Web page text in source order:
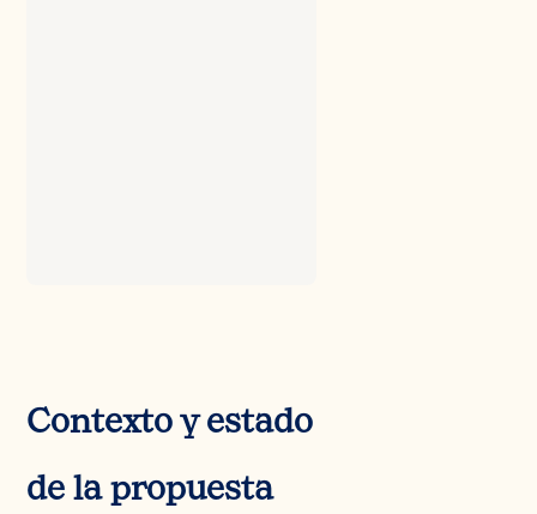
Contexto y estado
de la propuesta